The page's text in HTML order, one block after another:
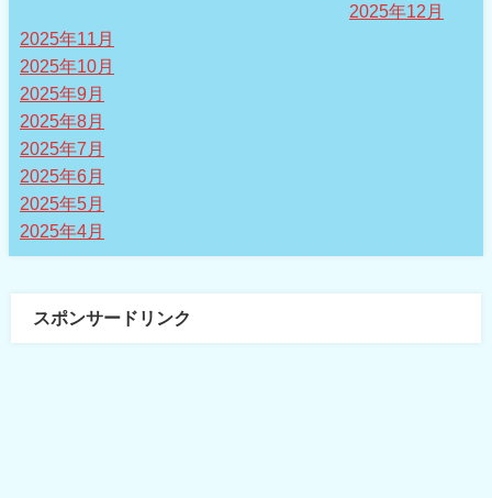
2025年12月
2025年11月
2025年10月
2025年9月
2025年8月
2025年7月
2025年6月
2025年5月
2025年4月
スポンサードリンク